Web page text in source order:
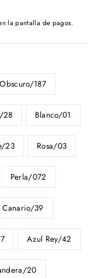
la pantalla de pagos.
187
28 Blanco/01
23 Rosa/03
Perla/072
39
Azul Rey/42
20